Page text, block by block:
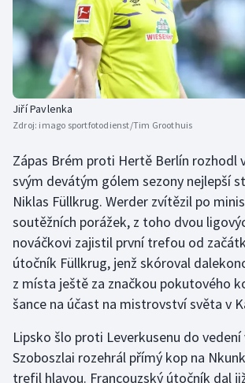
Rychlostní kanoistika
Short track
Sportovní střelba
Stolní tenis
Triatlon
Veslování
Vodní slalom
Volejbal
Jiří Pavlenka
Zdroj: imago sportfotodienst/Tim Groothuis
Zápas Brém proti Hertě Berlín rozhodl
svým devátým gólem sezony nejlepší
Niklas Füllkrug. Werder zvítězil po
soutěžních porážek, z toho dvou
nováčkovi zajistil první trefou od
útočník Füllkrug, jenž skóroval
z místa ještě za značkou pokutového
šance na účast na mistrovství světa v
Lipsko šlo proti Leverkusenu do vedení
Szoboszlai rozehrál přímý kop na
trefil hlavou. Francouzský útočník dal